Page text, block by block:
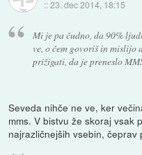
::23. dec 2014, 18:15
Mi je pa čudno, da 90%
ve, o čem govoriš in mislijo
prižigati, da je preneslo
Seveda nihče ne ve, ker
mms. V bistvu že skoraj vsak
najrazličnejših vsebin,